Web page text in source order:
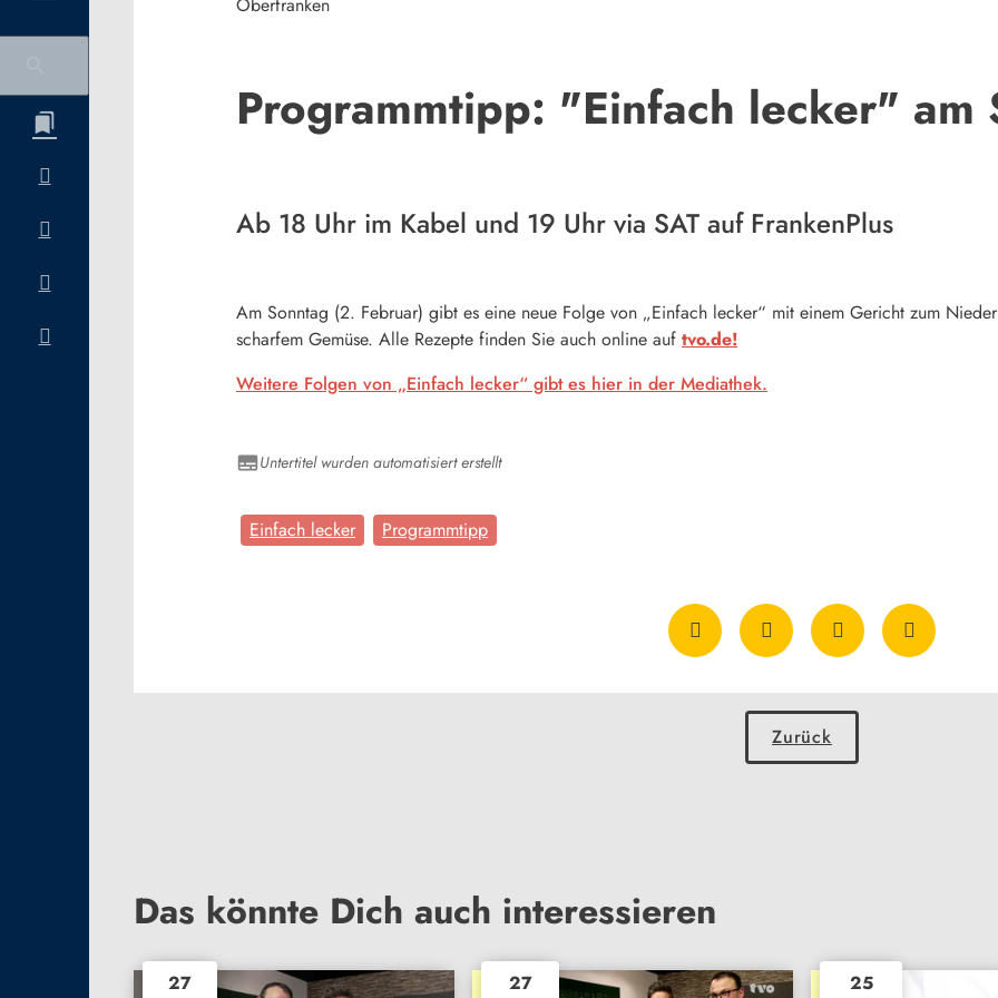
Oberfranken
Programmtipp: "Einfach lecker" am
Ab 18 Uhr im Kabel und 19 Uhr via SAT auf FrankenPlus
Am Sonntag (2. Februar) gibt es eine neue Folge von „Einfach lecker“ mit einem Gericht zum
scharfem Gemüse. Alle Rezepte finden Sie auch online auf tvo.de!
Weitere Folgen von „Einfach lecker“ gibt es hier in der Mediathek.
Untertitel wurden automatisiert erstellt
Einfach lecker Programmtipp
Zurück
Das könnte Dich auch interessieren
27 27 25